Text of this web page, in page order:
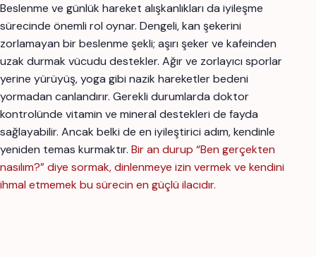
Beslenme ve günlük hareket alışkanlıkları da iyileşme
sürecinde önemli rol oynar. Dengeli, kan şekerini
zorlamayan bir beslenme şekli; aşırı şeker ve kafeinden
uzak durmak vücudu destekler. Ağır ve zorlayıcı sporlar
yerine yürüyüş, yoga gibi nazik hareketler bedeni
yormadan canlandırır. Gerekli durumlarda doktor
kontrolünde vitamin ve mineral destekleri de fayda
sağlayabilir. Ancak belki de en iyileştirici adım, kendinle
yeniden temas kurmaktır. Bir an durup “Ben gerçekten
nasılım?” diye sormak, dinlenmeye izin vermek ve kendini
ihmal etmemek bu sürecin en güçlü ilacıdır.